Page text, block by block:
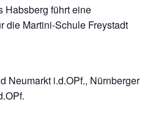
Habsberg führt eine
die Martini-Schule Freystadt
Neumarkt i.d.OPf., Nürnberger